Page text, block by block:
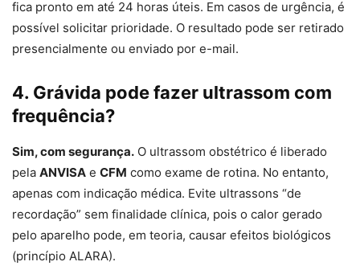
fica pronto em até 24 horas úteis. Em casos de urgência, é
possível solicitar prioridade. O resultado pode ser retirado
presencialmente ou enviado por e-mail.
4. Grávida pode fazer ultrassom com
frequência?
Sim, com segurança. O ultrassom obstétrico é liberado
pela ANVISA e CFM como exame de rotina. No entanto,
apenas com indicação médica. Evite ultrassons “de
recordação” sem finalidade clínica, pois o calor gerado
pelo aparelho pode, em teoria, causar efeitos biológicos
(princípio ALARA).